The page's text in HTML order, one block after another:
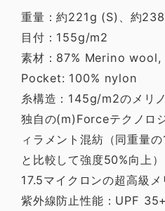
重量：約221g (S)、約
目付：155g/m2
素材：87% Merino
Pocket: 100% nylon
糸構造：145g/m2のメリ
独自の(m)Forceテクノロ
ィラメント混紡（同重量
と比較して強度50%向上）
17.5マイクロンの超高級
紫外線防止性能：UPF 35+